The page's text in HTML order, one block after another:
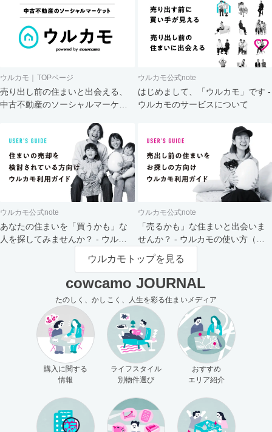
ウルカモ｜TOPページ
売り出し前の住まいと出会える、
中古不動産のソーシャルマーケッ
ウルカモ公式note
はじめまして、「ウルカモ」です -
ウルカモのサービスについて
ウルカモ公式note
あなたの住まいを「買うかも」な
人を探してみませんか？ - ウルカ
ウルカモ公式note
「売るかも」な住まいと出会いま
せんか？ - ウルカモの使い方（買
主さま向け）
ウルカモトップを見る
cowcamo JOURNAL
たのしく、かしこく、人生を彩る住まいメディア
購入に関する
情報
ライフスタイル
別物件選び
おすすめ
エリア紹介